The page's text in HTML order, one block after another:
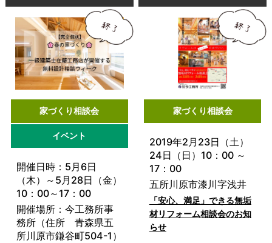
家づくり相談会
イベント
開催日時：5月6日
（木）～5月28日（金）
10：00～17：00
開催場所：今工務所事
務所（住所 青森県五
所川原市鎌谷町504-1）
家づくり相談会
2019年2月23日（土）
24日（日）10：00 ～
17：00
五所川原市漆川字浅井
「安心、満足」できる無垢
材リフォーム相談会のお知
らせ